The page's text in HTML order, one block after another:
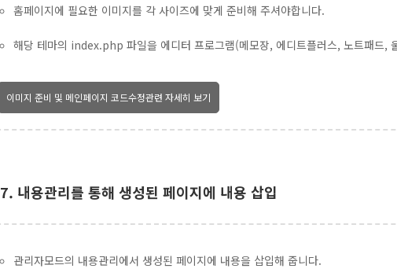
홈페이지에 필요한 이미지를 각 사이즈에 맞게 준비해 주셔야합니다.
해당 테마의 index.php 파일을 에디터 프로그램(메모장, 에디트플러스, 노트패드,
이미지 준비 및 메인페이지 코드수정관련 자세히 보기
7. 내용관리를 통해 생성된 페이지에 내용 삽입
관리자모드의 내용관리에서 생성된 페이지에 내용을 삽입해 줍니다.